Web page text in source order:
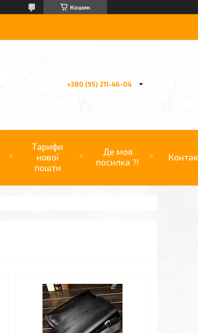
Кошик
+380 (95) 211-46-04
Тарифи
нової
пошти
Де моя
посилка ?!